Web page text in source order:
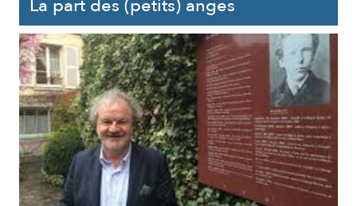
La part des (petits) anges